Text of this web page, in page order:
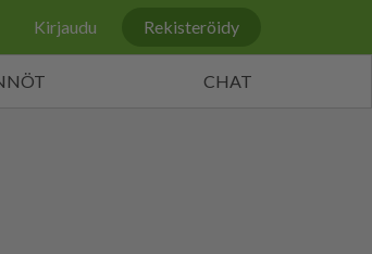
Kirjaudu Rekisteröidy
CHAT